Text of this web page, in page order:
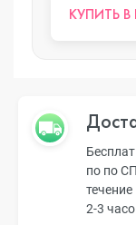
КУПИТЬ В
по по
течение
2-3